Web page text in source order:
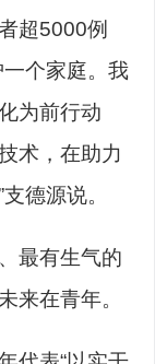
超5000例
个家庭。我
为前行动
术，在助力
德源说。
最有生气的
来在青年。